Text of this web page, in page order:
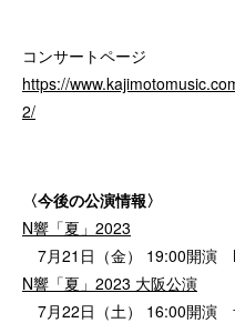
コンサートページ
https://
2/
〈今後の公演情報〉
N響「夏」2023
7月21日（金） 19:00開演
N響「夏」2023 大阪公演
7月22日（土） 16:00開演